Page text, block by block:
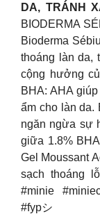
DA, TRÁNH
BIODERMA
Bioderma
thoáng làn da,
cộng hưởng
BHA: AHA
ẩm cho làn da.
ngăn ngừa sự
giữa 1.8%
Gel Moussant
sạch thoáng
#minie
#fypシ